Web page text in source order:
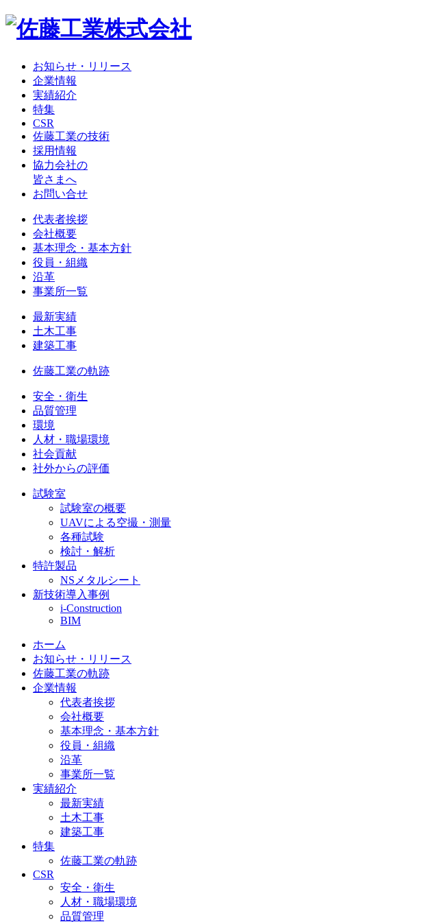
お知らせ・リリース
企業情報
実績紹介
特集
CSR
佐藤工業の技術
採用情報
協力会社の
皆さまへ
お問い合せ
代表者挨拶
会社概要
基本理念・基本方針
役員・組織
沿革
事業所一覧
最新実績
土木工事
建築工事
佐藤工業の軌跡
安全・衛生
品質管理
環境
人材・職場環境
社会貢献
社外からの評価
試験室
試験室の概要
UAVによる空撮・測量
各種試験
検討・解析
特許製品
NSメタルシート
新技術導入事例
i-Construction
BIM
ホーム
お知らせ・リリース
佐藤工業の軌跡
企業情報
代表者挨拶
会社概要
基本理念・基本方針
役員・組織
沿革
事業所一覧
実績紹介
最新実績
土木工事
建築工事
特集
佐藤工業の軌跡
CSR
安全・衛生
人材・職場環境
品質管理